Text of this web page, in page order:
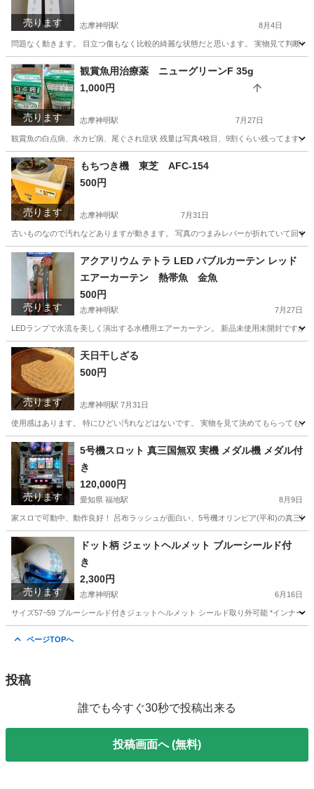
売ります 志摩神明駅 8月4日
問題なく動きます。 目立つ傷もなく比較的綺麗な状態だと思います。 実物見て判断
三重 志摩市 志摩神明駅 テレビゲーム
売ります
観賞魚用治療薬 ニューグリーンF 35g
1,000円
志摩神明駅 7月27日
観賞魚の白点病、水カビ病、尾ぐされ症状 残量は写真4枚目、9割くらい残ってます。
三重 志摩市 志摩神明駅 その他
売ります
もちつき機 東芝 AFC-154
500円
志摩神明駅 7月31日
古いものなので汚れなどありますが動きます。 写真のつまみレバーが折れていて回す
三重 志摩市 志摩神明駅 調理器具 AFC
売ります
アクアリウム テトラ LED バブルカーテン レッド
エアーカーテン 熱帯魚 金魚
500円
志摩神明駅 7月27日
LEDランプで水流を美しく演出する水槽用エアーカーテン。 新品未使用未開封です
三重 志摩市 志摩神明駅
売ります
天日干しざる
500円
志摩神明駅 7月31日
使用感はあります。 特にひどい汚れなどはないです。 実物を見て決めてもらっても大
三重 志摩市 志摩神明駅 調理器具 汚れ
売ります
5号機スロット 真三国無双 実機 メダル機 メダル付
き
120,000円
愛知県 福地駅 8月9日
家スロで可動中、動作良好！ 呂布ラッシュが面白い、5号機オリンピア(平和)の真三
愛知 西尾市 福地駅 その他
売ります
ドット柄 ジェットヘルメット ブルーシールド付
き
2,300円
志摩神明駅 6月16日
サイズ57~59 ブルーシールド付きジェットヘルメット シールド取り外可能 *インナー
ページTOPへ
投稿
誰でも今すぐ30秒で投稿出来る
投稿画面へ (無料)